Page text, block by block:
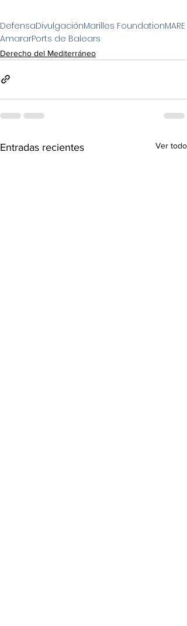
DefensaDivulgaciónMarilles FoundationMARE
AmararPorts de Balears
Derecho del Mediterráneo
Entradas recientes Ver todo